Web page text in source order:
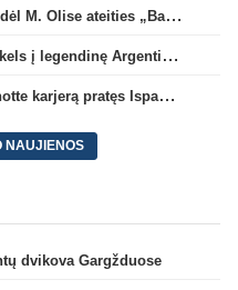
V. Kompany pasisakė apie gandus dėl M. Olise ateities „Bayern“ gretose
T. Almada paliks „Atletico“ ir persikels į legendinę Argentinos ekipą
„Brighton“ priklausantis F. Buonanotte karjerą pratęs Ispanijoje
NAUJIENOS
dvikova Gargžduose